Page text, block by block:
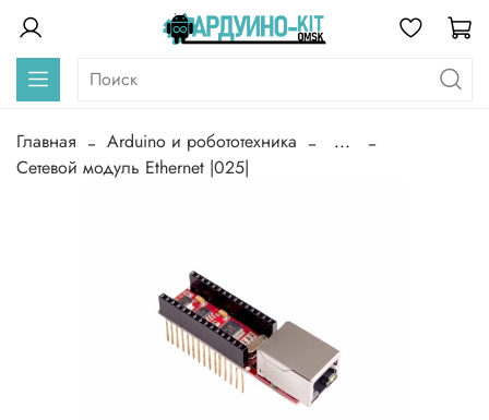
Главная Arduino и робототехника
...
Сетевой модуль Ethernet |025|